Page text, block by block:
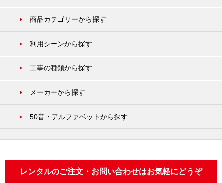
商品カテゴリーから探す
利用シーンから探す
工事の種類から探す
メーカーから探す
50音・アルファベットから探す
レンタルのご注文・お問い合わせはお気軽にどうぞ